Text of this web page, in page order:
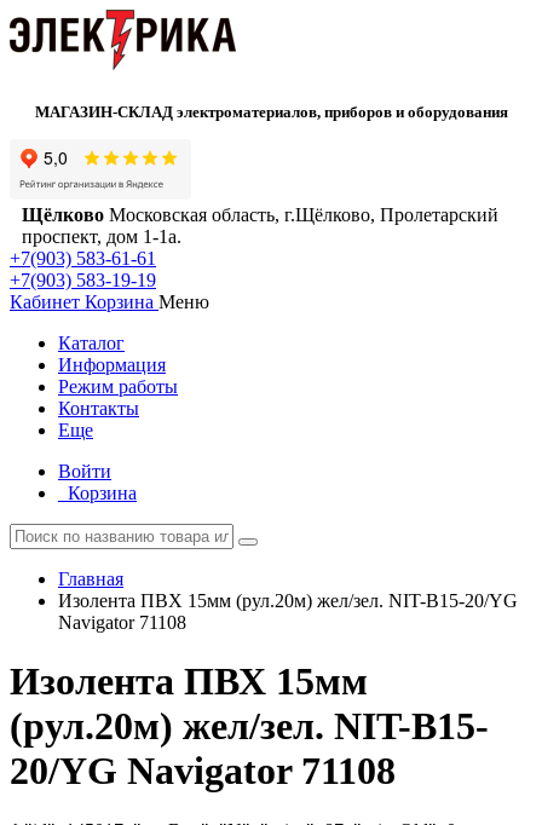
МАГАЗИН-СКЛАД электроматериалов, приборов и оборудования
Щёлково Московская область, г.Щёлково, Пролетарский
проспект, дом 1‑1а.
+7(903) 583-61-61
+7(903) 583-19-19
Кабинет Корзина Меню
Каталог
Информация
Режим работы
Контакты
Еще
Войти
Корзина
Главная
Изолента ПВХ 15мм (рул.20м) жел/зел. NIT-B15-20/YG
Navigator 71108
Изолента ПВХ 15мм
(рул.20м) жел/зел. NIT-B15-
20/YG Navigator 71108